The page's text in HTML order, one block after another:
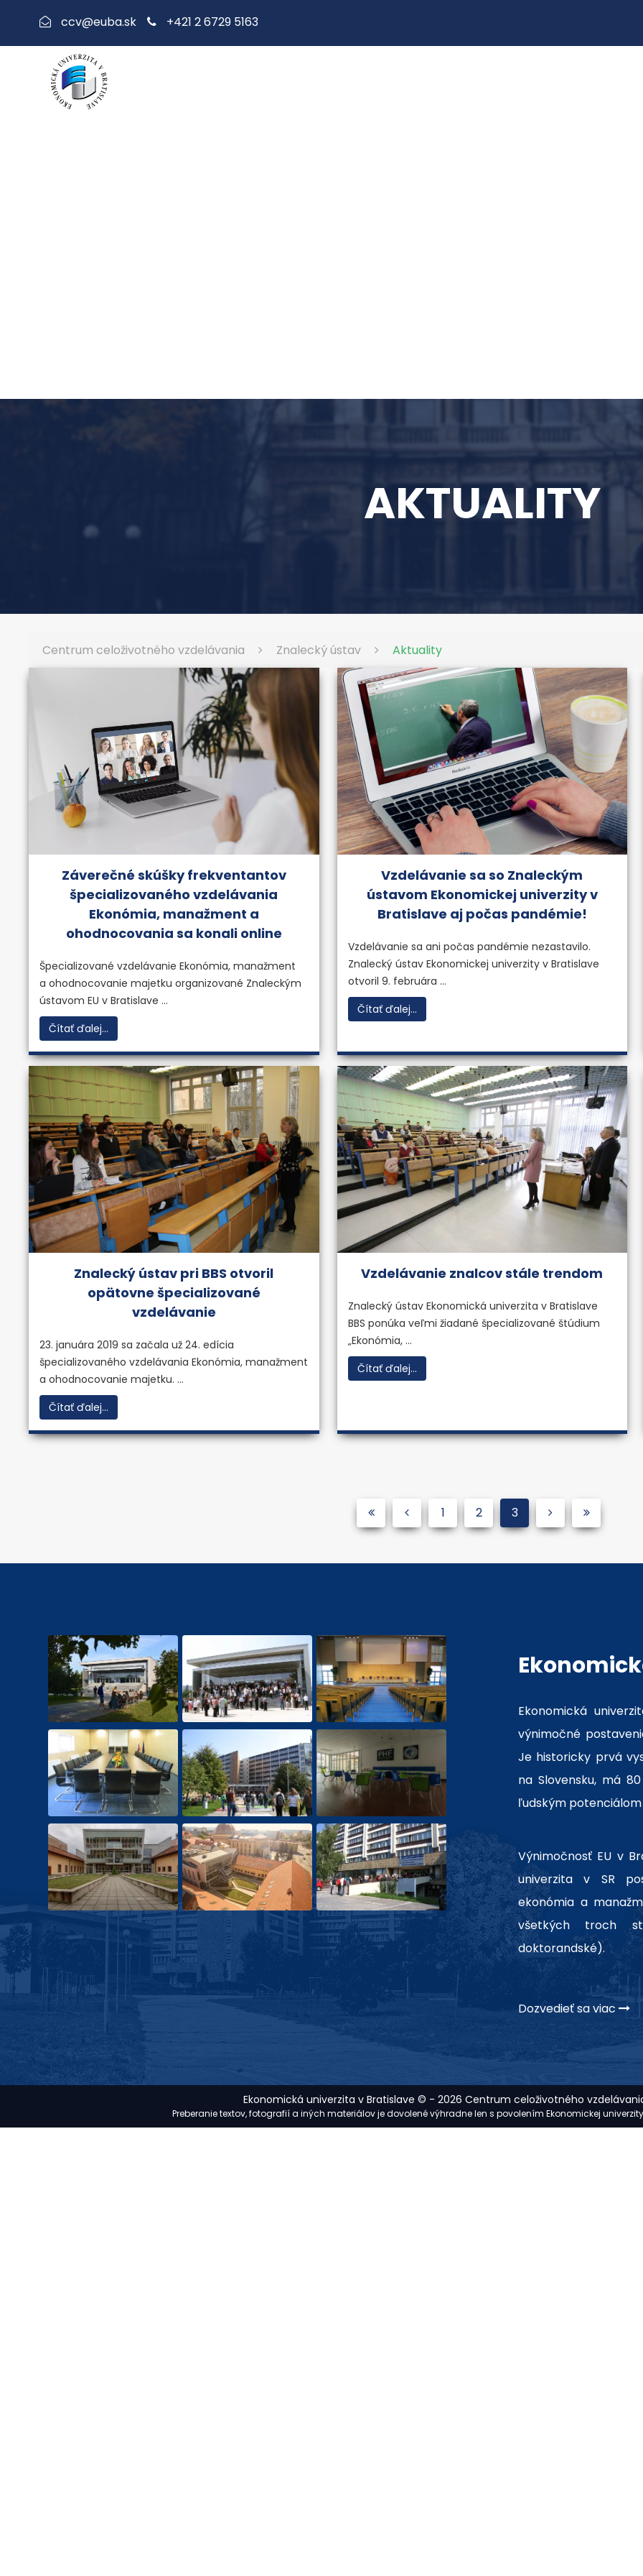
+421 2 6729 5163
AKTUALITY
Centrum celoživotného vzdelávania Znalecký ústav Aktuality
Záverečné skúšky frekventantov
špecializovaného vzdelávania
Ekonómia, manažment a
ohodnocovania sa konali online
Špecializované vzdelávanie Ekonómia, manažment
a ohodnocovanie majetku organizované Znaleckým
ústavom EU v Bratislave ...
Čítať ďalej...
Vzdelávanie sa so Znaleckým
ústavom Ekonomickej univerzity v
Bratislave aj počas pandémie!
Vzdelávanie sa ani počas pandémie nezastavilo.
Znalecký ústav Ekonomickej univerzity v Bratislave
otvoril 9. februára ...
Čítať ďalej...
Znalecký ústav pri BBS otvoril
opätovne špecializované
vzdelávanie
23. januára 2019 sa začala už 24. edícia
špecializovaného vzdelávania Ekonómia, manažment
a ohodnocovanie majetku. ...
Čítať ďalej...
Vzdelávanie znalcov stále trendom
Znalecký ústav Ekonomická univerzita v Bratislave
BBS ponúka veľmi žiadané špecializované štúdium
„Ekonómia, ...
Čítať ďalej...
1 2 3
Ekonomická
výnimočné
Je historicky prvá
na Slovensku, má
ľudským
Výnimočnosť EU v
univerzita v SR
ekonómia a
všetkých troch
doktorandské).
Dozvedieť sa viac
Ekonomická univerzita v Bratislave © - 2026 Centrum celoživotného
Preberanie textov, fotografií a iných materiálov je dovolené výhradne len s povolením Ekonomickej